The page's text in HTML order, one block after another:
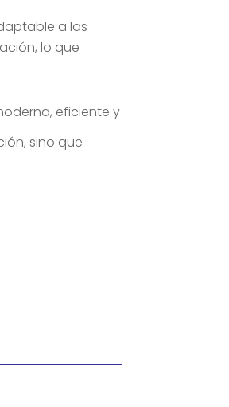
a las
lo que
eficiente y
sino que